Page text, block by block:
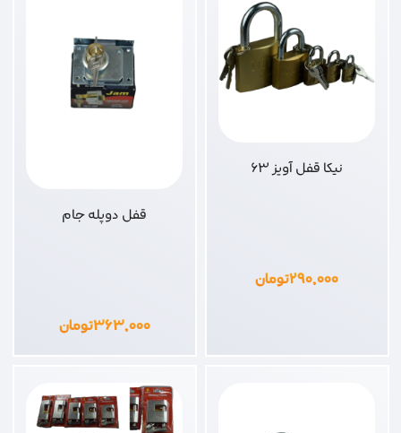
نیکا قفل آویز 63
۲۹۰,۰۰۰تومان
قفل دوپله جام
۳۶۳,۰۰۰تومان